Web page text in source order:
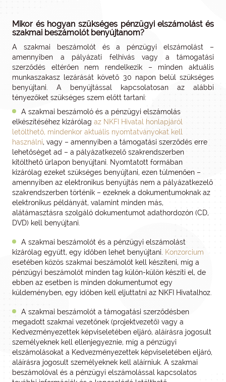
Mikor és hogyan szükséges pénzügyi elszámolást és
szakmai beszámolót benyújtanom?
A szakmai beszámolót és a pénzügyi elszámolást –
amennyiben a pályázati felhívás vagy a támogatási
szerződés eltérően nem rendelkezik – minden aktuális
munkaszakasz lezárását követő 30 napon belül szükséges
benyújtani. A benyújtással kapcsolatosan az alábbi
tényezőket szükséges szem előtt tartani:
A szakmai beszámoló és a pénzügyi elszámolás
elkészítéséhez kizárólag az NKFI Hivatal honlapjáról
letölthető, mindenkor aktuális nyomtatványokat kell
használni, vagy – amennyiben a támogatási szerződés erre
lehetőséget ad – a pályázatkezelő szakrendszerben
kitölthető űrlapon benyújtani. Nyomtatott formában
kizárólag ezeket szükséges benyújtani, ezen túlmenően –
amennyiben az elektronikus benyújtás nem a pályázatkezelő
szakrendszerben történik – ezeknek a dokumentumoknak az
elektronikus példányát, valamint minden más,
alátámasztásra szolgáló dokumentumot adathordozón (CD,
DVD) kell benyújtani.
A szakmai beszámolót és a pénzügyi elszámolást
kizárólag együtt, egy időben lehet benyújtani.
Konzorcium
esetében közös szakmai beszámolót kell készíteni, míg a
pénzügyi beszámolót minden tag külön-külön készíti el, de
ebben az esetben is minden dokumentumot egy
küldeményben, egy időben kell eljuttatni az NKFI Hivatalhoz.
A szakmai beszámolót a támogatási szerződésben
megadott szakmai vezetőnek (projektvezető) vagy a
Kedvezményezettek képviseletében eljáró, aláírásra jogosult
személyeknek kell ellenjegyeznie, míg a pénzügyi
elszámolásokat a Kedvezményezettek képviseletében eljáró,
aláírásra jogosult személyeknek kell aláírniuk. A szakmai
beszámolóval és a pénzügyi elszámolással kapcsolatos